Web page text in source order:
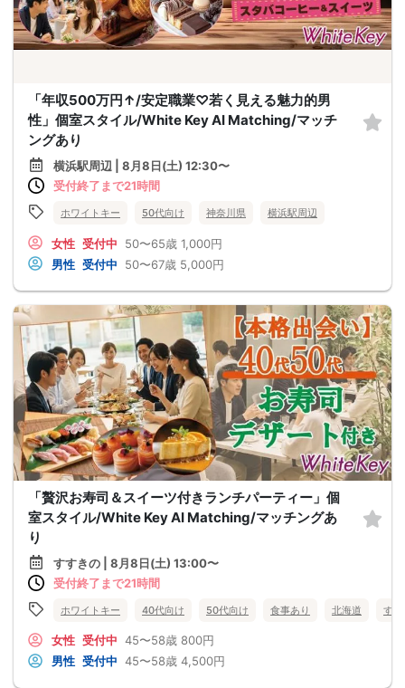
「年収500万円↑/安定職業♡若く見える魅力的男
性」個室スタイル/White Key AI Matching/マッチ
ングあり
横浜駅周辺 | 8月8日(土) 12:30〜
受付終了まで21時間
ホワイトキー 50代向け 神奈川県 横浜駅周辺
女性 受付中 50〜65歳 1,000円
男性 受付中 50〜67歳 5,000円
「贅沢お寿司＆スイーツ付きランチパーティー」個
室スタイル/White Key AI Matching/マッチングあ
り
すすきの | 8月8日(土) 13:00〜
受付終了まで21時間
ホワイトキー 40代向け 50代向け 食事あり 北海道 す
女性 受付中 45〜58歳 800円
男性 受付中 45〜58歳 4,500円